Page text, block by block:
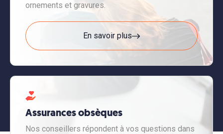
ornements et gravures.
En savoir plus
Assurances obsèques
Nos conseillers répondent à vos questions dans